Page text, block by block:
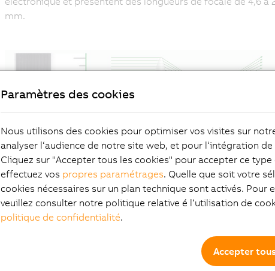
mm.
B&R a optimisé ses objectifs pour que les faisceaux lumineux se concentrent
et les moindres détails de l'image révélés.
Paramètres des cookies
Nous utilisons des cookies pour optimiser vos visites sur
analyser l‘audience de notre site web, et pour l‘intégration
Cliquez sur "Accepter tous les cookies" pour accepter ce
effectuez vos propres paramétrages. Quelle que soit votre
cookies nécessaires sur un plan technique sont activés. Pour
veuillez consulter notre politique relative é l‘utilisation de
politique de confidentialité.
Accepter